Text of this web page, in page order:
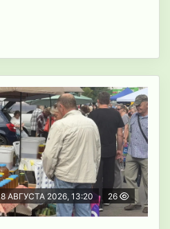
8 АВГУСТА 2026, 13:20 26